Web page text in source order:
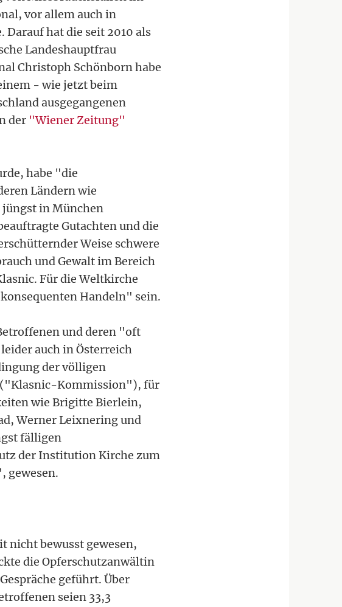
vor allem auch in
hat die seit 2010 als
Landeshauptfrau
Christoph Schönborn habe
- wie jetzt beim
ausgegangenen
der "Wiener Zeitung"
habe "die
Ländern wie
jüngst in München
Gutachten und die
Weise schwere
und Gewalt im Bereich
Für die Weltkirche
Handeln" sein.
und deren "oft
auch in Österreich
der völligen
("Klasnic-Kommission"), für
wie Brigitte Bierlein,
Werner Leixnering und
fälligen
der Institution Kirche zum
gewesen.
nicht bewusst gewesen,
die Opferschutzanwältin
geführt. Über
seien 33,3